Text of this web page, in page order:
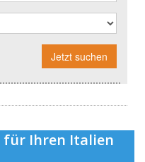
Jetzt suchen
für Ihren Italien